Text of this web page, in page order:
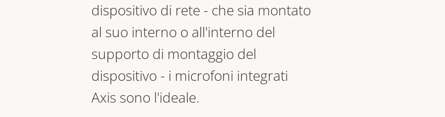
dispositivo di rete - che sia montato
al suo interno o all'interno del
supporto di montaggio del
dispositivo - i microfoni integrati
Axis sono l'ideale.